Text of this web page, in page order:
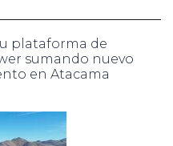
plataforma de
sumando nuevo
en Atacama